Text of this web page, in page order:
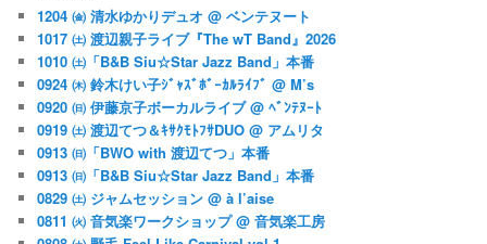
1204 ㈮ 清水ゆかりデュオ @ ベンテヌート
1017 ㈯ 渡辺親子ライブ『The wT Band』2026
1010 ㈯「B&B Siu☆Star Jazz Band」本番
0924 ㈭ 鈴木けい子ｼﾞｬｽﾞﾎﾞｰｶﾙﾗｲﾌﾞ @ M’s
0920 ㈰ 伊藤京子ボーカルライブ @ ﾍﾞﾝﾃﾇｰﾄ
0919 ㈯ 渡辺てつ＆ｷｻｸﾓﾄﾌｻDUO @ アムリタ
0913 ㈰「BWO with 渡辺てつ」本番
0913 ㈰「B&B Siu☆Star Jazz Band」本番
0829 ㈯ ジャムセッション @ à l’aise
0811 ㈫ 音気楽ワークショップ @ 音気楽工房